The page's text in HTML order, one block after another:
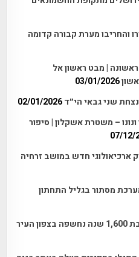
והחריבו מערת קבורה קדומה
| מבט ראשון אל
03/01/2026
שני גבאי הי״ד 02/01/2026
– משטרת אשקלון | סיפור
07/12/
ארכיאולוגי חדש במושב זרחיה
מסתור בגליל התחתון
שרידי אחוזה שומרונית מפוארת בת 1,600 שנה נחשפה בצפון העיר